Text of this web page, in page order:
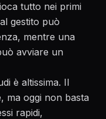
tutto nei primi
gestito può
mentre una
avviare un
è altissima. Il
ma oggi non basta
rapidi,